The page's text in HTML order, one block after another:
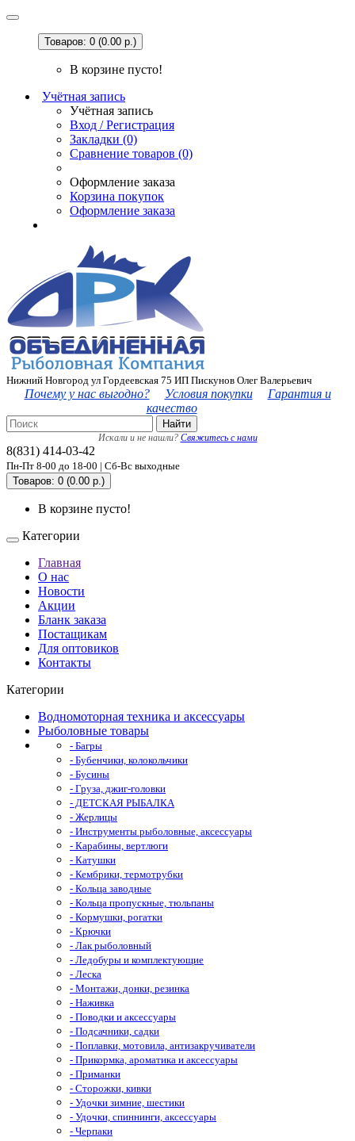
Товаров: 0 (0.00 р.)
В корзине пусто!
Учётная запись
Учётная запись
Вход / Регистрация
Закладки (0)
Сравнение товаров (0)
Оформление заказа
Корзина покупок
Оформление заказа
Нижний Новгород ул Гордеевская 75 ИП Пискунов Олег Валерьевич
Почему у нас выгодно? Условия покупки
Гарантия и
качество
Найти
Искали и не нашли? Свяжитесь с нами
8(831) 414-03-42
Пн-Пт 8-00 до 18-00 | Сб-Вс выходные
Товаров: 0 (0.00 р.)
В корзине пусто!
Категории
Главная
О нас
Новости
Акции
Бланк заказа
Постащикам
Для оптовиков
Контакты
Категории
Водномоторная техника и аксессуары
Рыболовные товары
- Багры
- Бубенчики, колокольчики
- Бусины
- Груза, джиг-головки
- ДЕТСКАЯ РЫБАЛКА
- Жерлицы
- Инструменты рыболовные, аксессуары
- Карабины, вертлюги
- Катушки
- Кембрики, термотрубки
- Кольца заводные
- Кольца пропускные, тюльпаны
- Кормушки, рогатки
- Крючки
- Лак рыболовный
- Ледобуры и комплектующие
- Леска
- Монтажи, донки, резинка
- Наживка
- Поводки и аксессуары
- Подсачники, садки
- Поплавки, мотовила, антизакручиватели
- Прикормка, ароматика и аксессуары
- Приманки
- Сторожки, кивки
- Удочки зимние, шестики
- Удочки, спиннинги, аксессуары
- Черпаки